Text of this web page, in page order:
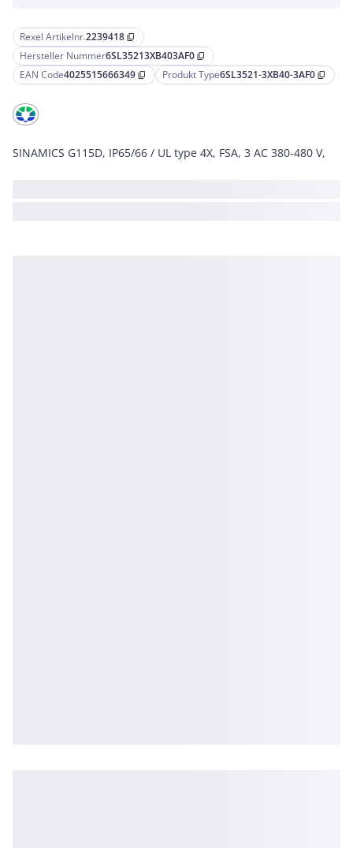
Rexel Artikelnr.2239418 content_copy
Hersteller Nummer6SL35213XB403AF0 content_copy
EAN Code4025515666349 content_copy Produkt Type6SL3521-3XB40-3AF0 content_copy
SINAMICS G115D, IP65/66 / UL type 4X, FSA, 3 AC 380-480 V,